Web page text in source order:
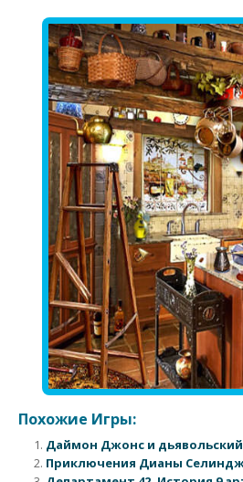
Похожие Игры:
Даймон Джонс и
Приключения Дианы